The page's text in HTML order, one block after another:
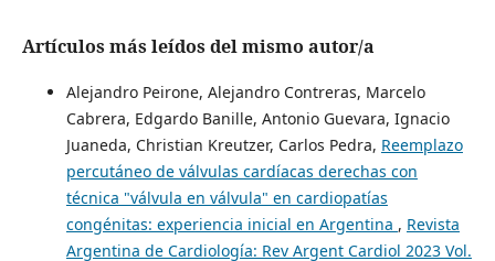
Artículos más leídos del mismo autor/a
Alejandro Peirone, Alejandro Contreras, Marcelo
Cabrera, Edgardo Banille, Antonio Guevara, Ignacio
Juaneda, Christian Kreutzer, Carlos Pedra, Reemplazo
percutáneo de válvulas cardíacas derechas con
técnica "válvula en válvula" en cardiopatías
congénitas: experiencia inicial en Argentina , Revista
Argentina de Cardiología: Rev Argent Cardiol 2023 Vol.